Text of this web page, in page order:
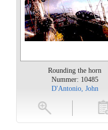
Rounding the horn
Nummer: 10485
D'Antonio, John
toevoegen